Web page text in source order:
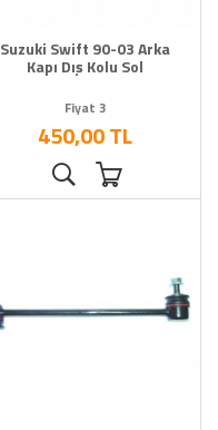
Suzuki Swift 90-03 Arka
Kapı Dış Kolu Sol
Fiyat 3
450,00 TL